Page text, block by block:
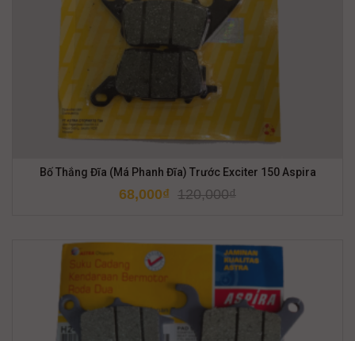
Bố Thắng Đĩa (Má Phanh Đĩa) Trước Exciter 150 Aspira
120,000₫
68,000₫